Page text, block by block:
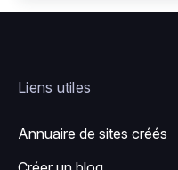
Liens utiles
Annuaire de sites créés